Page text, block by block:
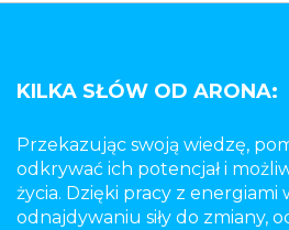
KILKA SŁÓW OD ARONA:
Przekazując swoją wiedzę,
odkrywać ich potencjał i
życia. Dzięki pracy z energiami
odnajdywaniu siły do zmiany,